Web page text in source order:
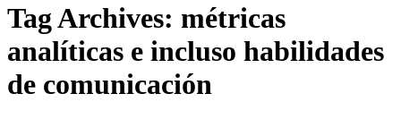
Tag Archives: métricas
analíticas e incluso habilidades
de comunicación